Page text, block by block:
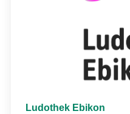
Ludothek Ebikon